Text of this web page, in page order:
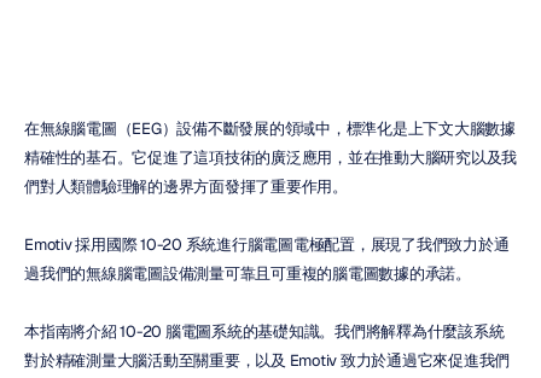
在無線腦電圖（EEG）設備不斷發展的領域中，標準化是上下文大腦數據
精確性的基石。它促進了這項技術的廣泛應用，並在推動大腦研究以及我
們對人類體驗理解的邊界方面發揮了重要作用。
Emotiv 採用國際 10-20 系統進行腦電圖電極配置，展現了我們致力於通
過我們的無線腦電圖設備測量可靠且可重複的腦電圖數據的承諾。
本指南將介紹 10-20 腦電圖系統的基礎知識。我們將解釋為什麼該系統
對於精確測量大腦活動至關重要，以及 Emotiv 致力於通過它來促進我們